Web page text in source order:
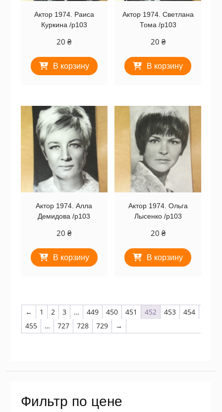
Актор 1974. Раиса
Куркина /p103
20₴
В корзину
Актор 1974. Светлана
Тома /p103
20 ₴
В корзину
Актор 1974. Алла
Демидова /p103
20₴
В корзину
Актор 1974. Ольга
Лысенко /p103
20 ₴
В корзину
← 1 2 3 … 449 450 451 452 453
454
455
… 727 728 729 →
Фильтр по цене